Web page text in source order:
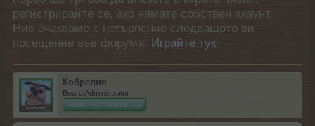
регистрирайте се, ако нямате собствен акаунт.
Ние очакваме с нетърпение следващото ви
посещение във форума! Играйте тук
Кобрелия
Board Administrator
Team Farmerama BG